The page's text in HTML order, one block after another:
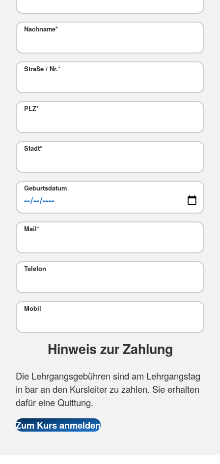
Nachname*
Straße / Nr.*
PLZ*
Stadt*
Geburtsdatum
Mail*
Telefon
Mobil
Hinweis zur Zahlung
Die Lehrgangsgebühren sind am Lehrgangstag
in bar an den Kursleiter zu zahlen. Sie erhalten
dafür eine Quittung.